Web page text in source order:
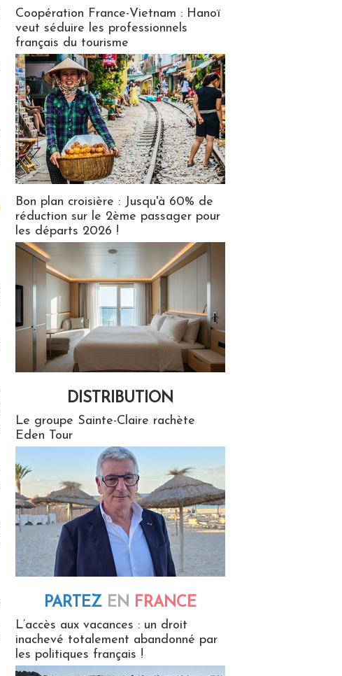
Coopération France-Vietnam : Hanoï
veut séduire les professionnels
français du tourisme
Bon plan croisière : Jusqu'à 60% de
réduction sur le 2ème passager pour
les départs 2026 !
DISTRIBUTION
Le groupe Sainte-Claire rachète
Eden Tour
PARTEZ EN FRANCE
L’accès aux vacances : un droit
inachevé totalement abandonné par
les politiques français !